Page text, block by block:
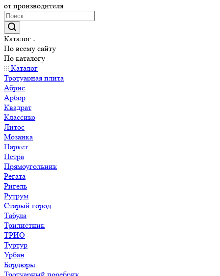
от производителя
Каталог
По всему сайту
По каталогу
Каталог
Тротуарная плита
Абрис
Арбор
Квадрат
Классико
Литос
Мозаика
Паркет
Петра
Прямоугольник
Регата
Ригель
Рутрум
Старый город
Табула
Трилистник
ТРИО
Туртур
Урбан
Бордюры